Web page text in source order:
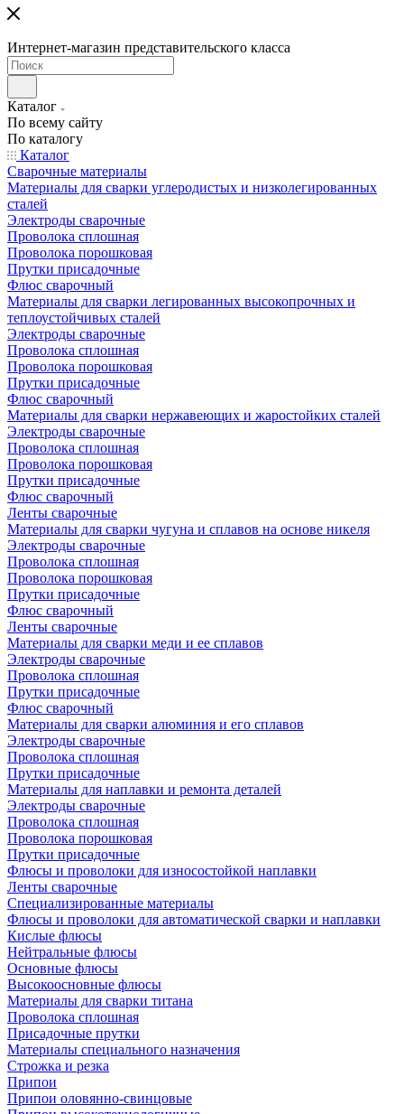
Интернет-магазин представительского класса
Каталог
По всему сайту
По каталогу
Каталог
Сварочные материалы
Материалы для сварки углеродистых и низколегированных
сталей
Электроды сварочные
Проволока сплошная
Проволока порошковая
Прутки присадочные
Флюс сварочный
Материалы для сварки легированных высокопрочных и
теплоустойчивых сталей
Электроды сварочные
Проволока сплошная
Проволока порошковая
Прутки присадочные
Флюс сварочный
Материалы для сварки нержавеющих и жаростойких сталей
Электроды сварочные
Проволока сплошная
Проволока порошковая
Прутки присадочные
Флюс сварочный
Ленты сварочные
Материалы для сварки чугуна и сплавов на основе никеля
Электроды сварочные
Проволока сплошная
Проволока порошковая
Прутки присадочные
Флюс сварочный
Ленты сварочные
Материалы для сварки меди и ее сплавов
Электроды сварочные
Проволока сплошная
Прутки присадочные
Флюс сварочный
Материалы для сварки алюминия и его сплавов
Электроды сварочные
Проволока сплошная
Прутки присадочные
Материалы для наплавки и ремонта деталей
Электроды сварочные
Проволока сплошная
Проволока порошковая
Прутки присадочные
Флюсы и проволоки для износостойкой наплавки
Ленты сварочные
Специализированные материалы
Флюсы и проволоки для автоматической сварки и наплавки
Кислые флюсы
Нейтральные флюсы
Основные флюсы
Высокоосновные флюсы
Материалы для сварки титана
Проволока сплошная
Присадочные прутки
Материалы специального назначения
Строжка и резка
Припои
Припои оловянно-свинцовые